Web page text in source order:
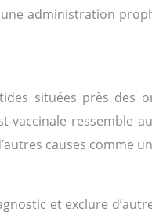
administration
situées près des
ressemble
causes comme
et exclure